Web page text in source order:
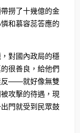
撈了十幾億的金
和慕容蕊答應的
對國內政局的穩
很善良，給他們
反——就好像無雙
攻擊的待遇，現
門就受到民眾鼓